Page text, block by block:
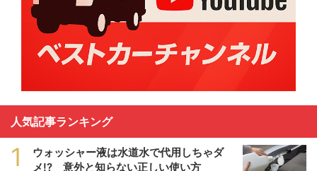
人気記事ランキング
1
ウォッシャー液は水道水で代用しちゃダ
メ!? 意外と知らない正しい使い方